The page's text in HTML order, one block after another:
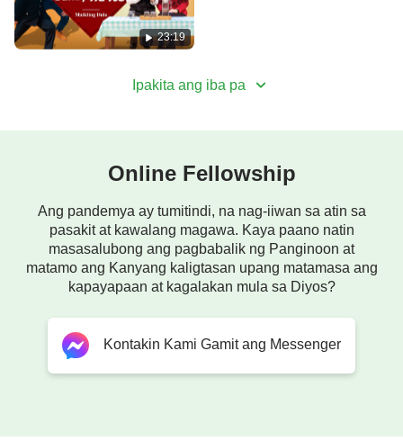
23:19
Ipakita ang iba pa
Online Fellowship
Ang pandemya ay tumitindi, na nag-iiwan sa atin sa
pasakit at kawalang magawa. Kaya paano natin
masasalubong ang pagbabalik ng Panginoon at
matamo ang Kanyang kaligtasan upang matamasa ang
kapayapaan at kagalakan mula sa Diyos?
Kontakin Kami Gamit ang Messenger